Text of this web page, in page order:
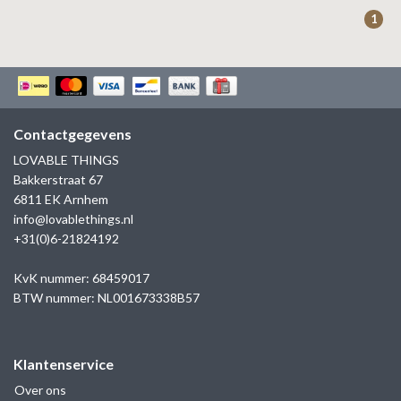
KAPTEN & SON
1
Contactgegevens
LOVABLE THINGS
Bakkerstraat 67
6811 EK Arnhem
info@lovablethings.nl
+31(0)6-21824192
KvK nummer: 68459017
BTW nummer: NL001673338B57
Klantenservice
Over ons